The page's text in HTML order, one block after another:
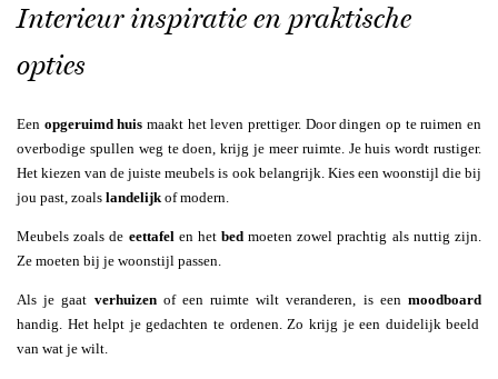
Interieur inspiratie en praktische
opties
Een opgeruimd huis maakt het leven prettiger. Door dingen op te ruimen en
overbodige spullen weg te doen, krijg je meer ruimte. Je huis wordt rustiger.
Het kiezen van de juiste meubels is ook belangrijk. Kies een woonstijl die bij
jou past, zoals landelijk of modern.
Meubels zoals de eettafel en het bed moeten zowel prachtig als nuttig zijn.
Ze moeten bij je woonstijl passen.
Als je gaat verhuizenof een ruimte wilt veranderen, is eenmoodboard
handig. Het helpt je gedachten te ordenen. Zo krijg je een duidelijk beeld
van wat je wilt.